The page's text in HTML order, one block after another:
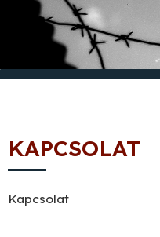
KAPCSOLAT
Kapcsolat